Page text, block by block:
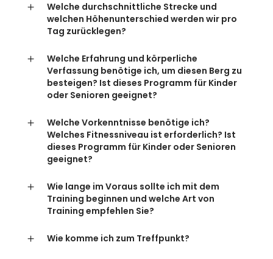
Welche durchschnittliche Strecke und
welchen Höhenunterschied werden wir pro
Tag zurücklegen?
Welche Erfahrung und körperliche
Verfassung benötige ich, um diesen Berg zu
besteigen? Ist dieses Programm für Kinder
oder Senioren geeignet?
Welche Vorkenntnisse benötige ich?
Welches Fitnessniveau ist erforderlich? Ist
dieses Programm für Kinder oder Senioren
geeignet?
Wie lange im Voraus sollte ich mit dem
Training beginnen und welche Art von
Training empfehlen Sie?
Wie komme ich zum Treffpunkt?